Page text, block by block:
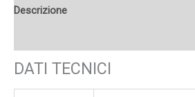
Descrizione
DATI TECNICI